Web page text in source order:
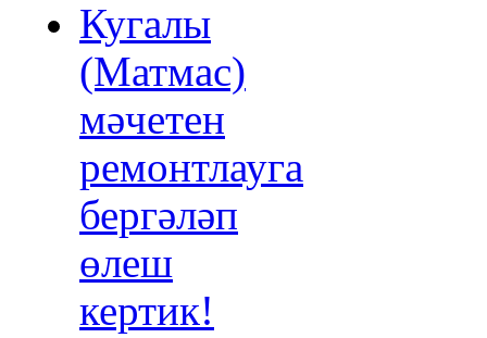
Кугалы
(Матмас)
мәчетен
ремонтлауга
бергәләп
өлеш
кертик!